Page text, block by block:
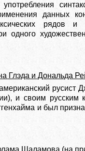
данных
рядов
Глэда и Дональда
русист
и своим русским
и был
Шаламова (на